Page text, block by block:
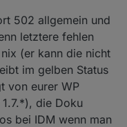
502 allgemein und
letztere fehlen
(er kann die nicht
im gelben Status
von eurer WP
die Doku
bei IDM wenn man